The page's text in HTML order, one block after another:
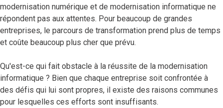
modernisation numérique et de modernisation informatique ne
répondent pas aux attentes. Pour beaucoup de grandes
entreprises, le parcours de transformation prend plus de temps
et coûte beaucoup plus cher que prévu.
Qu'est-ce qui fait obstacle à la réussite de la modernisation
informatique ? Bien que chaque entreprise soit confrontée à
des défis qui lui sont propres, il existe des raisons communes
pour lesquelles ces efforts sont insuffisants.